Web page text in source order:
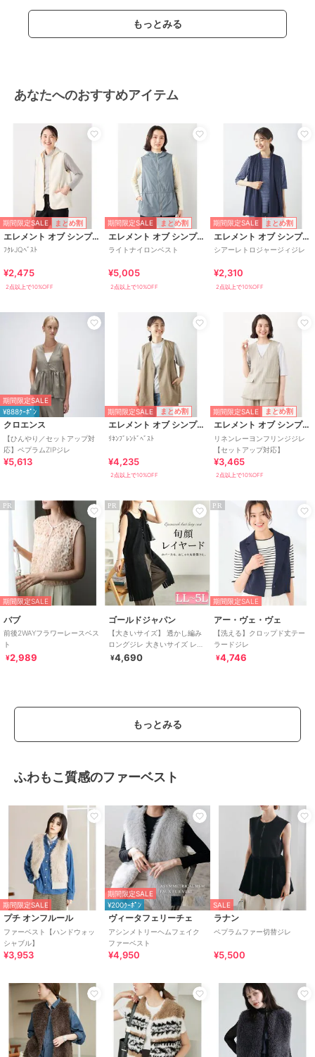
もっとみる
あなたへのおすすめアイテム
期間限定SALE まとめ割
エレメント オブ シンプルライフ
ﾌｸﾚJQﾍﾞｽﾄ
¥2,475
2点以上で10%OFF
期間限定SALE まとめ割
エレメント オブ シンプルライフ
ライトナイロンベスト
¥5,005
2点以上で10%OFF
期間限定SALE まとめ割
エレメント オブ シンプルライフ
シアーレトロジャージィジレ
¥2,310
2点以上で10%OFF
期間限定SALE
¥888ｸｰﾎﾟﾝ
クロエンス
【ひんやり／セットアップ対
応】ペプラムZIPジレ
¥5,613
期間限定SALE まとめ割
エレメント オブ シンプルライフ
ﾘﾈﾝﾌﾞﾚﾝﾄﾞﾍﾞｽﾄ
¥4,235
2点以上で10%OFF
期間限定SALE まとめ割
エレメント オブ シンプルライフ
リネンレーヨンフリンジジレ
【セットアップ対応】
¥3,465
2点以上で10%OFF
PR
期間限定SALE
バブ
前後2WAYフラワーレースベス
ト
¥2,989
PR
ゴールドジャパン
【大きいサイズ】 透かし編み
ロングジレ 大きいサイズ レデ
ィース トップス カーディガン
¥4,690
PR
期間限定SALE
アー・ヴェ・ヴェ
【洗える】クロップド丈テー
ラードジレ
¥4,746
もっとみる
ふわもこ質感のファーベスト
期間限定SALE
プチ オンフルール
ファーベスト【ハンドウォッ
シャブル】
¥3,953
期間限定SALE
¥200ｸｰﾎﾟﾝ
ヴィータフェリーチェ
アシンメトリーヘムフェイク
ファーベスト
¥4,950
SALE
ラナン
ペプラムファー切替ジレ
¥5,500